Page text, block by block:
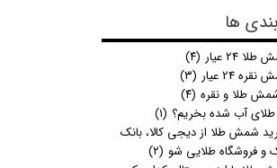
ها
24 عیار
(۴)
24 عیار
(۳)
طلا و نقره (۴)
طلای آب شده بخریم؟ (۱)
شمش طلا از دیجی کالا، بانک
و فروشگاه طلایی شو (۲)